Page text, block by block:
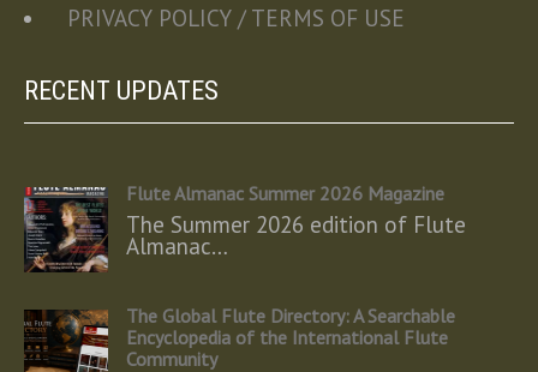
PRIVACY POLICY / TERMS OF USE
RECENT UPDATES
Flute Almanac Summer 2026 Magazine
The Summer 2026 edition of Flute
Almanac…
The Global Flute Directory: A Searchable
Encyclopedia of the International Flute
Community